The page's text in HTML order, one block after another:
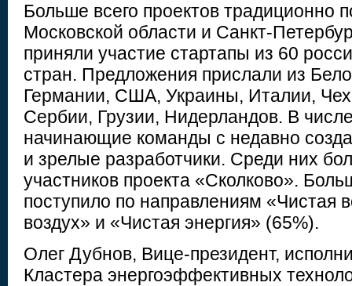
Больше всего проектов традиционно
Московской области и Санкт-
приняли участие стартапы из 60
стран. Предложения прислали из
Германии, США, Украины, Италии,
Сербии, Грузии, Нидерландов. В
начинающие команды с недавно
и зрелые разработчики. Среди них
участников проекта «Сколково».
поступило по направлениям «Чистая
воздух» и «Чистая энергия» (65%).
Олег Дубнов, Вице-президент,
Кластера энергоэффективных